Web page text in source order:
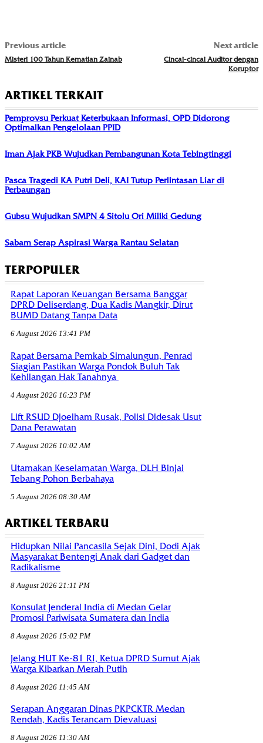
Previous article
Misteri 100 Tahun Kematian Zainab
Next article
Cincai-cincai Auditor dengan
Koruptor
ARTIKEL TERKAIT
Pemprovsu Perkuat Keterbukaan Informasi, OPD Didorong
Optimalkan Pengelolaan PPID
Iman Ajak PKB Wujudkan Pembangunan Kota Tebingtinggi
Pasca Tragedi KA Putri Deli, KAI Tutup Perlintasan Liar di
Perbaungan
Gubsu Wujudkan SMPN 4 Sitolu Ori Miliki Gedung
Sabam Serap Aspirasi Warga Rantau Selatan
TERPOPULER
Rapat Laporan Keuangan Bersama Banggar
DPRD Deliserdang, Dua Kadis Mangkir, Dirut
BUMD Datang Tanpa Data
6 August 2026 13:41 PM
Rapat Bersama Pemkab Simalungun, Penrad
Siagian Pastikan Warga Pondok Buluh Tak
Kehilangan Hak Tanahnya
4 August 2026 16:23 PM
Lift RSUD Djoelham Rusak, Polisi Didesak Usut
Dana Perawatan
7 August 2026 10:02 AM
Utamakan Keselamatan Warga, DLH Binjai
Tebang Pohon Berbahaya
5 August 2026 08:30 AM
ARTIKEL TERBARU
Hidupkan Nilai Pancasila Sejak Dini, Dodi Ajak
Masyarakat Bentengi Anak dari Gadget dan
Radikalisme
8 August 2026 21:11 PM
Konsulat Jenderal India di Medan Gelar
Promosi Pariwisata Sumatera dan India
8 August 2026 15:02 PM
Jelang HUT Ke-81 RI, Ketua DPRD Sumut Ajak
Warga Kibarkan Merah Putih
8 August 2026 11:45 AM
Serapan Anggaran Dinas PKPCKTR Medan
Rendah, Kadis Terancam Dievaluasi
8 August 2026 11:30 AM